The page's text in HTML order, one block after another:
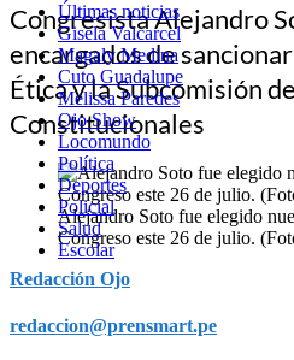
Últimas noticias
Gisela Valcarcel
Magaly Medina
Cuto Guadalupe
Melissa Paredes
Ojo Show
Locomundo
Política
Deportes
Policial
Salud
Escolar
Congresista Alejandro
encargados de
Ética y la Subcomisión
Constitucionales
Alejandro Soto fue elegido
Congreso este 26 de julio.
Redacción Ojo
redaccion@prensmart.pe